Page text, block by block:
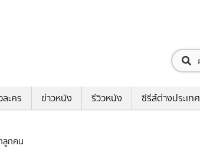
ละคร ข่าวหนัง รีวิวหนัง ซีรีส์ต่างประเทศ
ลูกคน